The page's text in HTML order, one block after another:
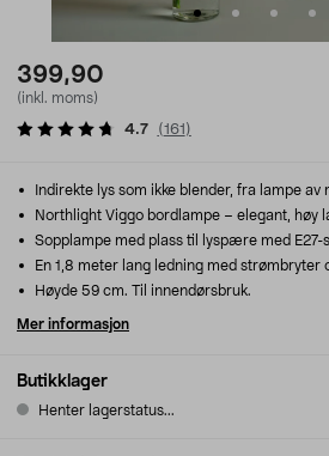
399,90
(inkl. moms)
4.7 (161 )
Butikklager
Henter lagerstatus...
Indirekte lys som ikke blender, fra lampe av
Northlight Viggo bordlampe – elegant, høy
Sopplampe med plass til lyspære med E27-
En 1,8 meter lang ledning med strømbryter
Høyde 59 cm. Til innendørsbruk.
Mer informasjon